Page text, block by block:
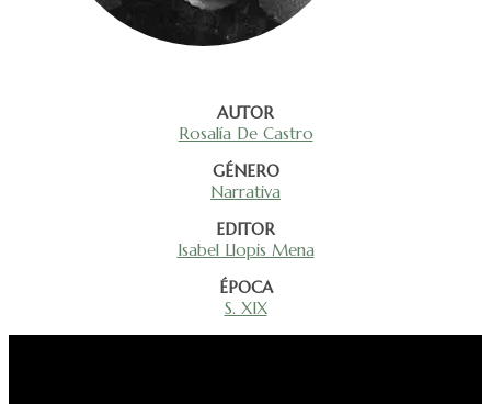
AUTOR
Rosalía De Castro
GÉNERO
Narrativa
EDITOR
Isabel Llopis Mena
ÉPOCA
S. XIX